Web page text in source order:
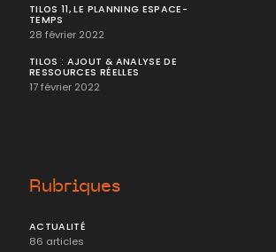
TILOS 11, LE PLANNING ESPACE-
TEMPS
28 février 2022
TILOS : AJOUT & ANALYSE DE
RESSOURCES RÉELLES
17 février 2022
Rubriques
ACTUALITÉ
86 articles